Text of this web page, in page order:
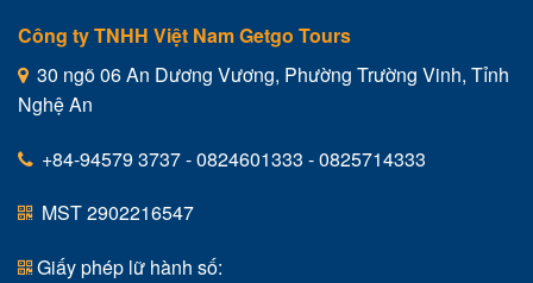
Công ty TNHH Việt Nam Getgo Tours
30 ngõ 06 An Dương Vương, Phường Trường Vinh, Tỉnh
Nghệ An
+84-94579 3737 - 0824601333 - 0825714333
MST 2902216547
Giấy phép lữ hành số: